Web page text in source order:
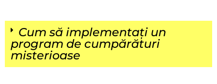
Cum să implementați un
program de cumpărături
misterioase